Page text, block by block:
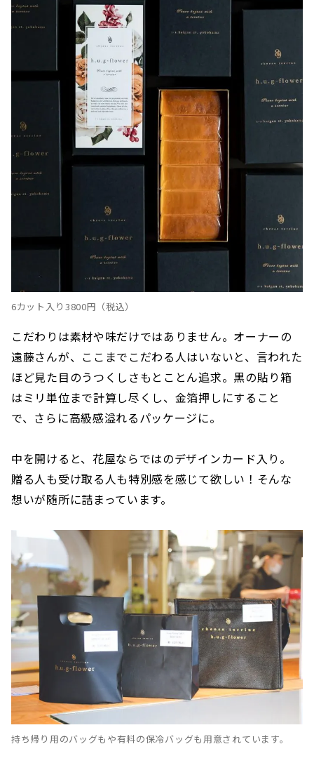
6カット入り⁣3800円（税込）
こだわりは素材や味だけではありません。オーナーの
遠藤さんが、ここまでこだわる人はいないと、言われた
ほど見た目のうつくしさもとことん追求。黒の貼り箱
はミリ単位まで計算し尽くし、金箔押しにすること
で、さらに高級感溢れるパッケージに。
中を開けると、花屋ならではのデザインカード入り。
贈る人も受け取る人も特別感を感じて欲しい！そんな
想いが随所に詰まっています。
持ち帰り用のバッグもや有料の保冷バッグも用意されています。